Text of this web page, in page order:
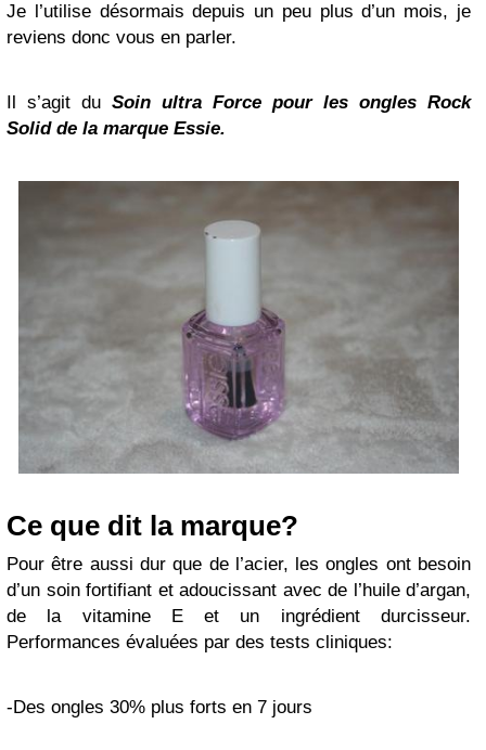
Je l’utilise désormais depuis un peu plus d’un mois, je
reviens donc vous en parler.
Il s’agit du Soin ultra Force pour les ongles Rock
Solid de la marque Essie.
Ce que dit la marque?
Pour être aussi dur que de l’acier, les ongles ont besoin
d’un soin fortifiant et adoucissant avec de l’huile d’argan,
de la vitamine E et un ingrédient durcisseur.
Performances évaluées par des tests cliniques:
-Des ongles 30% plus forts en 7 jours